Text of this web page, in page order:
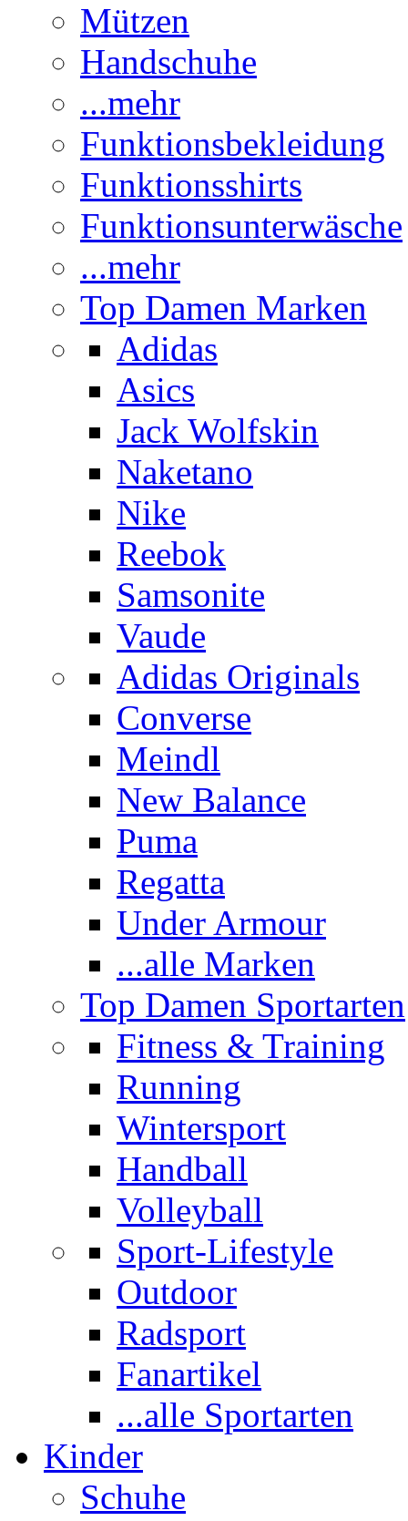
Mützen
Handschuhe
...mehr
Funktionsbekleidung
Funktionsshirts
Funktionsunterwäsche
...mehr
Top Damen Marken
Adidas
Asics
Jack Wolfskin
Naketano
Nike
Reebok
Samsonite
Vaude
Adidas Originals
Converse
Meindl
New Balance
Puma
Regatta
Under Armour
...alle Marken
Top Damen Sportarten
Fitness & Training
Running
Wintersport
Handball
Volleyball
Sport-Lifestyle
Outdoor
Radsport
Fanartikel
...alle Sportarten
Kinder
Schuhe